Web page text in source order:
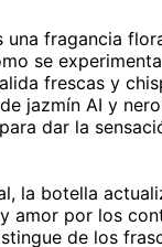
una fragancia
se
frescas y
jazmín AI y
dar la
la botella
amor por los
de los